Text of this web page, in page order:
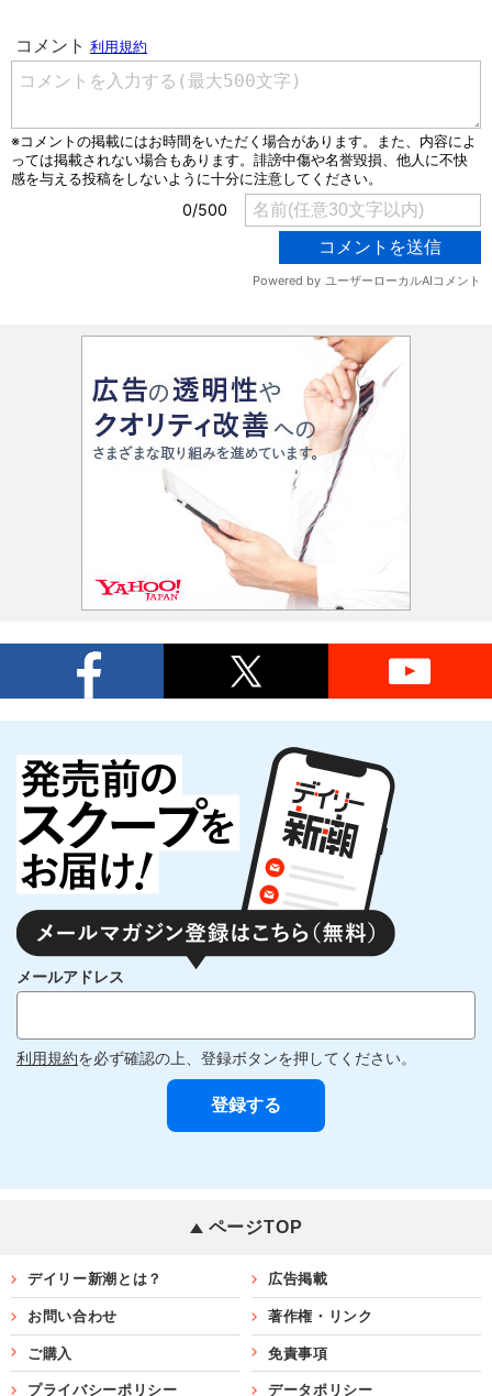
メールアドレス
利用規約を必ず確認の上、登録ボタンを押してください。
ページTOP
デイリー新潮とは？ 広告掲載
お問い合わせ 著作権・リンク
ご購入 免責事項
プライバシーポリシー データポリシー